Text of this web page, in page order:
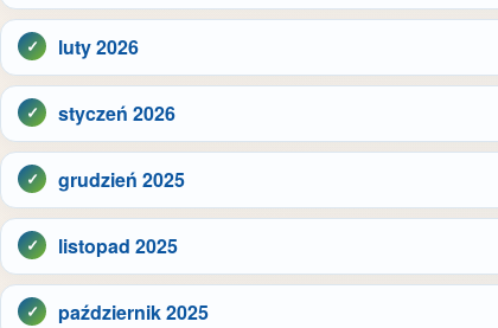
luty 2026
styczeń 2026
grudzień 2025
listopad 2025
październik 2025